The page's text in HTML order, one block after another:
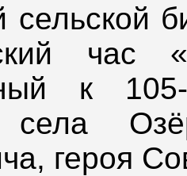
сельской
час
к
села
героя